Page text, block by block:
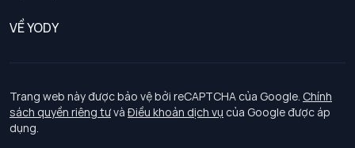
Chính sách khách hàng thân thiết
Chính sách bảo vệ dữ liệu cá nhân
Chính sách thanh toán, giao nhận
VỀ YODY
Tuyển dụng
Trang web này được bảo vệ bởi reCAPTCHA của Google. Chính
sách quyền riêng tưvà Điều khoản dịch vụ của Google được áp
dụng.